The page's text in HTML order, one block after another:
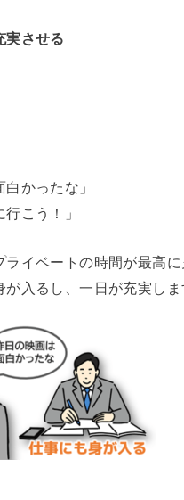
実させる
白かったな」
行こう！」
ライベートの時間が最高
入るし、一日が充実しま